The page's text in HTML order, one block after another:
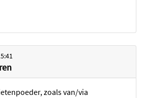
zoals van/via